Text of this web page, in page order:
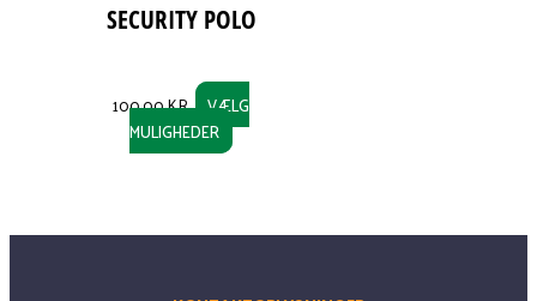
SECURITY POLO
100,00KR.
VÆLG
MULIGHEDER